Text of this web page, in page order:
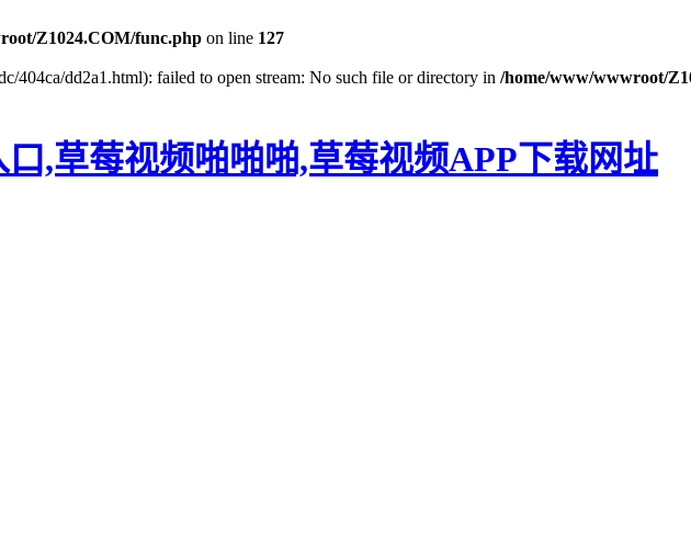
Z1024.COM/func.php on line 127
404ca/dd2a1.html): failed to open stream: No such file or directory in /home/www/wwwroot/
,草莓视频啪啪啪,草莓视频APP下载网址